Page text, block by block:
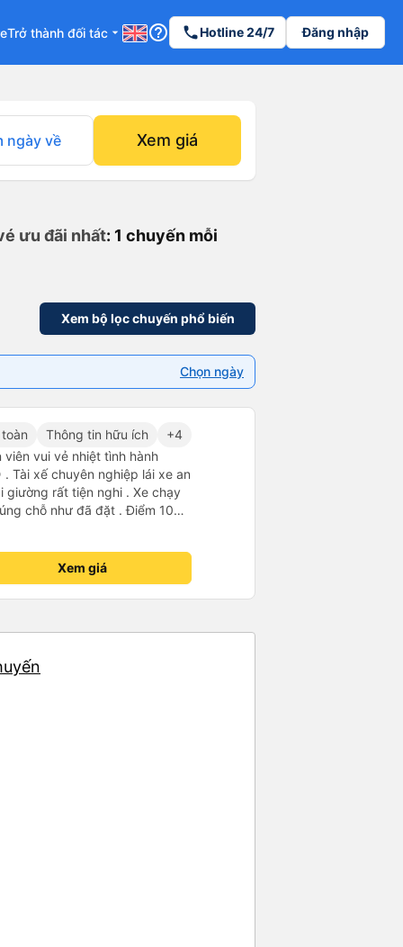
Trở thành đối tác arrow_drop_down help_outline phoneHotline 24/7 Đăng nhập
ngày về Xem giá
ưu đãi nhất: 1 chuyến mỗi
Xem bộ lọc chuyến phổ biến
Chọn ngày
Thông tin hữu ích
+4
viên vui vẻ nhiệt tình hành
Tài xế chuyên nghiệp lái xe an
giường rất tiện nghi . Xe chạy
chỗ như đã đặt . Điểm 10
Xem giá